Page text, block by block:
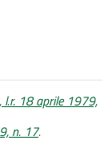
l.r. 18 aprile 1979,
n. 17.